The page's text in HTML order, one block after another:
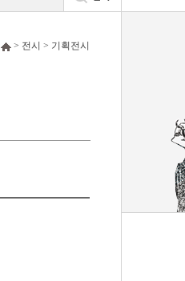
> 전시 > 기획전시